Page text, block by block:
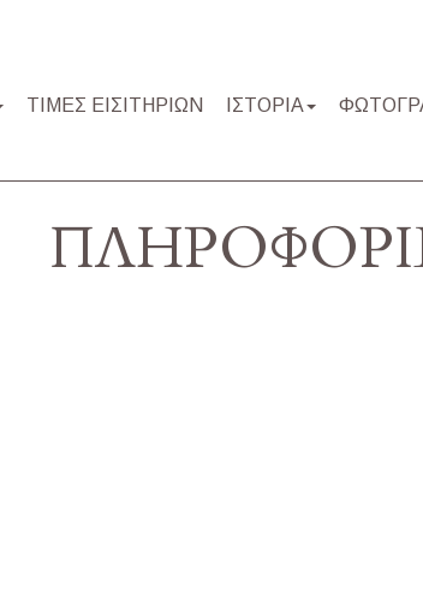
ΤΙΜΕΣ ΕΙΣΙΤΗΡΙΩΝ ΙΣΤΟΡΙΑ